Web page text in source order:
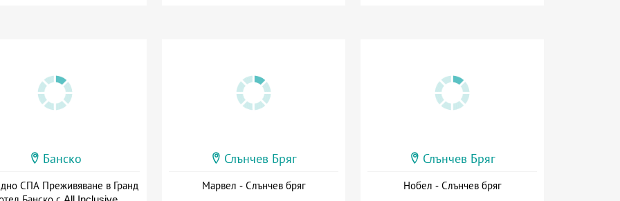
Банско
СПА Преживяване в Гранд
Слънчев Бряг
Марвел - Слънчев бряг
Слънчев Бряг
Нобел - Слънчев бряг